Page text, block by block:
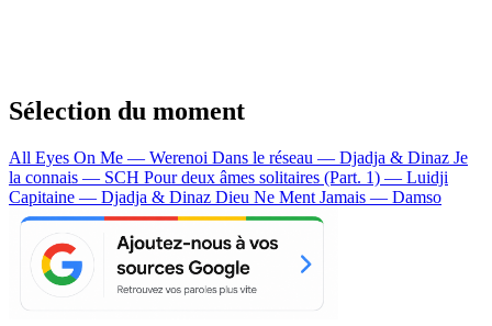
Sélection du moment
All Eyes On Me — Werenoi Dans le réseau — Djadja & Dinaz Je
la connais — SCH Pour deux âmes solitaires (Part. 1) — Luidji
Capitaine — Djadja & Dinaz Dieu Ne Ment Jamais — Damso